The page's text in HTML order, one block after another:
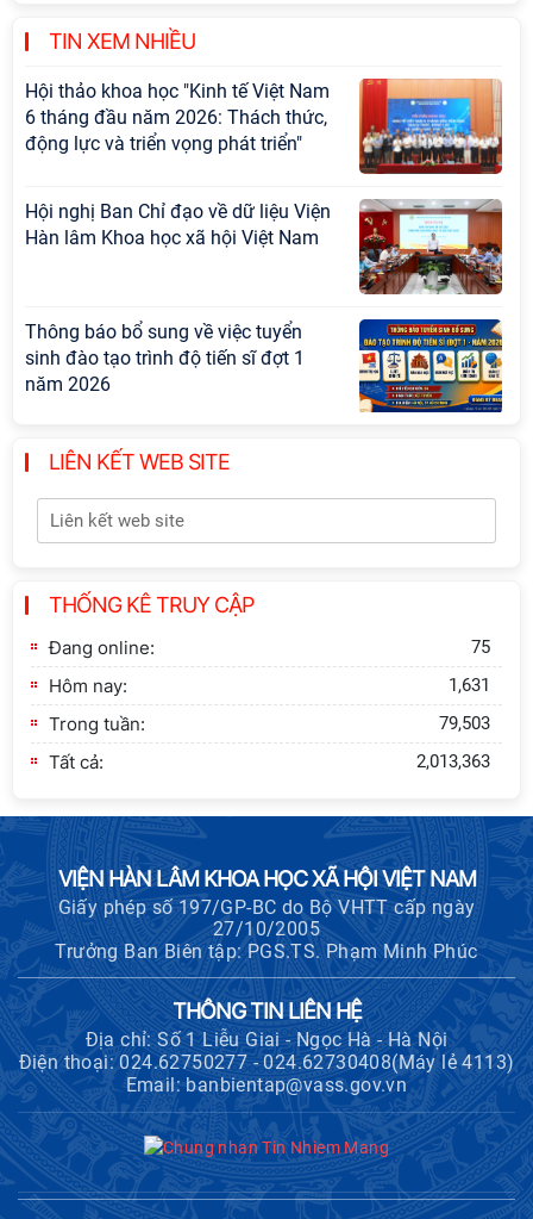
TIN XEM NHIỀU
cấp Bộ
Hội thảo khoa học "Kinh tế Việt Nam
6 tháng đầu năm 2026: Thách thức,
động lực và triển vọng phát triển"
Hội nghị Ban Chỉ đạo về dữ liệu Viện
Hàn lâm Khoa học xã hội Việt Nam
Thông báo bổ sung về việc tuyển
sinh đào tạo trình độ tiến sĩ đợt 1
năm 2026
Hội thảo quốc tế "Không gian phát
triển Việt Nam trong kỷ nguyên mới:
Định hướng chiến lược và lựa chọn
chính sách”
xây dựng Thành Nhà Hồ ở núi An
LIÊN KẾT WEB SITE
THỐNG KÊ TRUY CẬP
Đang online: 75
Hôm nay: 1,631
Trong tuần: 79,503
Tất cả: 2,013,363
VIỆN HÀN LÂM KHOA HỌC XÃ HỘI VIỆT NAM
Giấy phép số 197/GP-BC do Bộ VHTT cấp ngày
27/10/2005
Trưởng Ban Biên tập: PGS.TS. Phạm Minh Phúc
THÔNG TIN LIÊN HỆ
Địa chỉ: Số 1 Liễu Giai - Ngọc Hà - Hà Nội
Điện thoại: 024.62750277 - 024.62730408(Máy lẻ 4113)
Email: banbientap@vass.gov.vn